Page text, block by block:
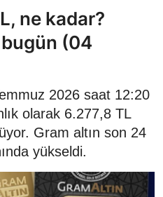
ne kadar?
bugün (04
2026 saat 12:20
olarak 6.277,8 TL
Gram altın son 24
yükseldi.